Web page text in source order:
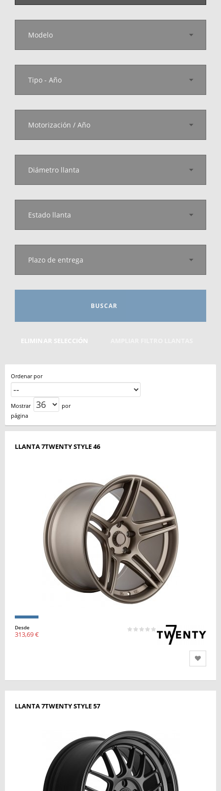
Modelo
Tipo - Año
Motorización / Año
Diámetro llanta
Estado llanta
Plazo de entrega
BUSCAR
ELIMINAR SELECCIÓN
Ordenar por
Mostrar
por
página
LLANTA 7TWENTY STYLE 46
Desde
313,69 €
LLANTA 7TWENTY STYLE 57